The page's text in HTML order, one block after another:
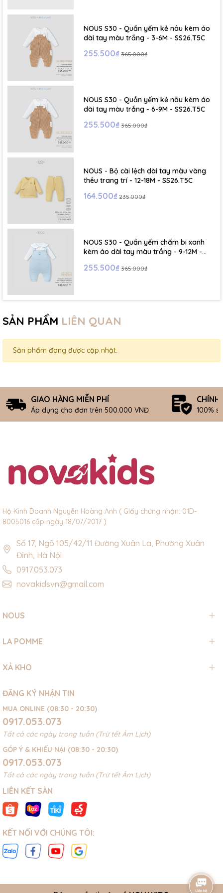
- Size 150: chiều dài chân bé khoảng 12.5 cm
- Size 160: chiều dài chân bé khoảng 13 cm
- Size 170: chiều dài chân bé khoảng 13.5 cm
- Size 180: chiều dài chân bé khoảng 14 cm
---------------------------------
NOUS S30 - Quần yếm kẻ nâu kèm áo
dài tay màu trắng - 3-6M - SS26.T5C
255.500₫ 365.000₫
NOUS S30 - Quần yếm kẻ nâu kèm áo
dài tay màu trắng - 6-9M - SS26.T5C
255.500₫ 365.000₫
NOUS - Bộ cài lệch dài tay màu vàng
thêu trang trí - 12-18M - SS26.T5C
164.500₫ 235.000₫
NOUS S30 - Quần yếm chấm bi xanh
kèm áo dài tay màu trắng - 9-12M -
255.500₫ 365.000₫
SẢN PHẨM LIÊN QUAN
Sản phẩm đang được cập nhật.
GIAO HÀNG MIỄN PHÍ
Áp dụng cho đơn trên 500.000 VNĐ
CHÍNH
100%
Hộ Kinh Doanh Nguyễn Hoàng Anh ( GIấy chứng nhận: 01D-
8005016 cấp ngày 18/07/2017 )
Số 17, Ngõ 105/42/11 Đường Xuân La, Phường Xuân
Đỉnh, Hà Nội
0917.053.073
novakidsvn@gmail.com
NOUS
LA POMME
XẢ KHO
ĐĂNG KÝ NHẬN TIN
MUA ONLINE (08:30 - 20:30)
0917.053.073
Tất cả các ngày trong tuần (Trừ tết Âm Lịch)
GÓP Ý & KHIẾU NẠI (08:30 - 20:30)
0917.053.073
Tất cả các ngày trong tuần (Trừ tết Âm Lịch)
LIÊN KẾT SÀN
KẾT NỐI VỚI CHÚNG TÔI: